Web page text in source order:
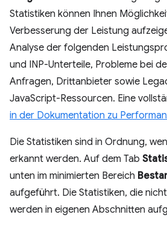
Statistiken können Ihnen
Verbesserung der Leistung
Analyse der folgenden
und INP-Unterteile, Probleme bei
Anfragen, Drittanbieter sowie
JavaScript-Ressourcen. Eine
in der Dokumentation zu
Die Statistiken sind in Ordnung,
erkannt werden. Auf dem Tab
unten im minimierten Bereich
aufgeführt. Die Statistiken, die
werden in eigenen Abschnitten